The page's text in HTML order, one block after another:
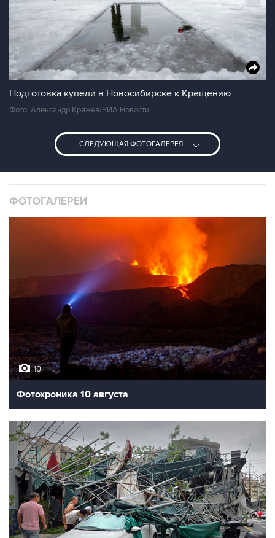
Подготовка купели в Новосибирске к Крещению
Фото: Александр Кряжев/РИА Новости
СЛЕДУЮЩАЯ ФОТОГАЛЕРЕЯ
ФОТОГАЛЕРЕИ
10
Фотохроника 10 августа